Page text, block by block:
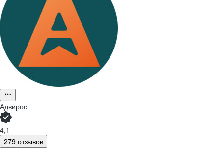
Адвирос
4,1
279 отзывов